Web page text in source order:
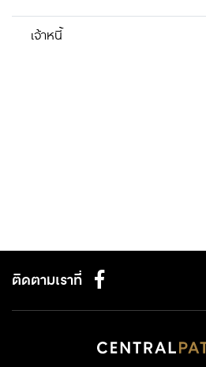
เจ้าหนี้
ติดตามเราที่